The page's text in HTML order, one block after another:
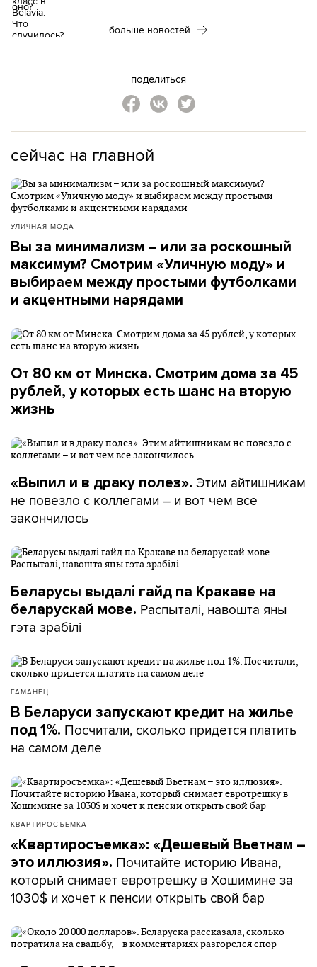
больше новостей
поделиться
сейчас на главной
УЛИЧНАЯ МОДА
Вы за минимализм – или за роскошный
максимум? Смотрим «Уличную моду» и
выбираем между простыми футболками
и акцентными нарядами
От 80 км от Минска. Смотрим дома за 45
рублей, у которых есть шанс на вторую
жизнь
«Выпил и в драку полез». Этим айтишникам
не повезло с коллегами – и вот чем все
закончилось
Беларусы выдалі гайд па Кракаве на
беларускай мове. Распыталі, навошта яны
гэта зрабілі
ГАМАНЕЦ
В Беларуси запускают кредит на жилье
под 1%. Посчитали, сколько придется платить
на самом деле
КВАРТИРОСЪЕМКА
«Квартиросъемка»: «Дешевый Вьетнам –
это иллюзия». Почитайте историю Ивана,
который снимает евротрешку в Хошимине за
1030$ и хочет к пенсии открыть свой бар